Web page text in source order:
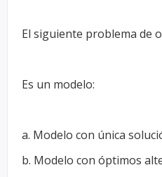
El siguiente problema de
Es un modelo:
a. Modelo con única
b. Modelo con óptimos